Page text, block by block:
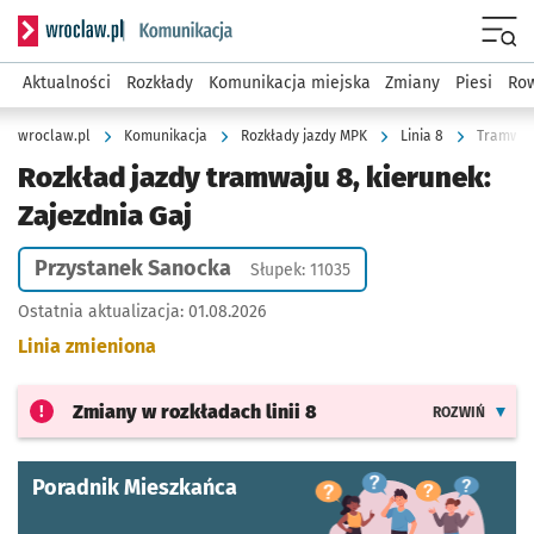
Serwis informacyjny wroclaw.pl podserwis: Komunikacja
Aktualności Rozkłady Komunikacja miejska Zmiany Piesi
wroclaw.pl Komunikacja Rozkłady jazdy MPK Linia 8
Rozkład jazdy tramwaju 8, kierunek:
Zajezdnia Gaj
Przystanek Sanocka Słupek: 11035
Ostatnia aktualizacja: 01.08.2026
Linia zmieniona
Zmiany w rozkładach linii 8 ROZWIŃ
Poradnik Mieszkańca